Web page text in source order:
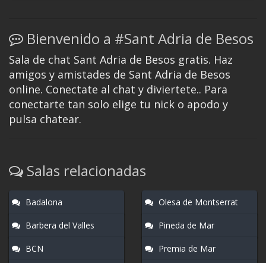
Bienvenido a #Sant Adria de Besos
Sala de chat Sant Adria de Besos gratis. Haz
amigos y amistades de Sant Adria de Besos
online. Conectate al chat y diviertete.. Para
conectarte tan solo elige tu nick o apodo y
pulsa chatear.
Salas relacionadas
Badalona
Barbera del Valles
BCN
Olesa de Montserrat
Pineda de Mar
Premia de Mar